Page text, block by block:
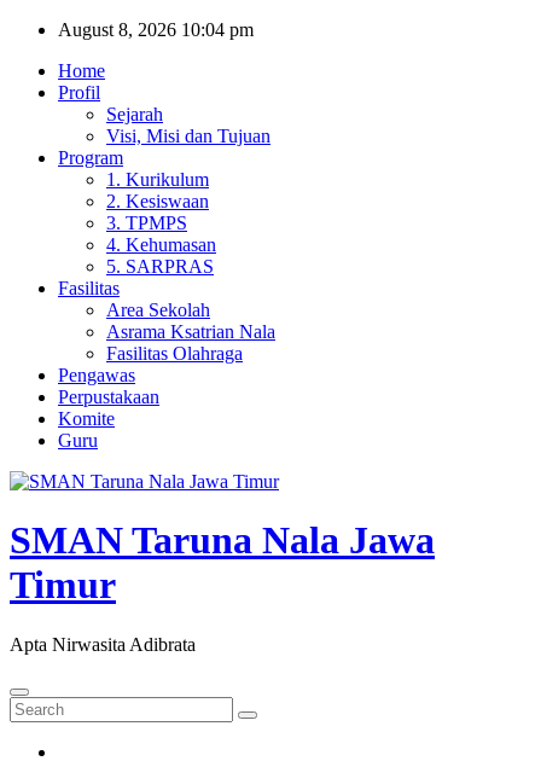
Skip
content
August 8, 2026 10:04 pm
Home
Profil
Sejarah
Visi, Misi dan Tujuan
Program
1. Kurikulum
2. Kesiswaan
3. TPMPS
4. Kehumasan
5. SARPRAS
Fasilitas
Area Sekolah
Asrama Ksatrian Nala
Fasilitas Olahraga
Pengawas
Perpustakaan
Komite
Guru
SMAN Taruna Nala Jawa
Timur
Apta Nirwasita Adibrata